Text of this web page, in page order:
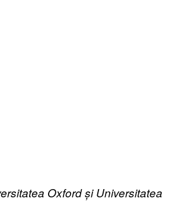
Oxford și Universitatea